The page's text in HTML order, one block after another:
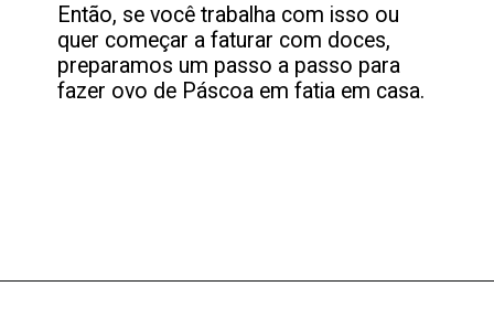
Então, se você trabalha com isso ou
quer começar a faturar com doces,
preparamos um passo a passo para
fazer ovo de Páscoa em fatia em casa.